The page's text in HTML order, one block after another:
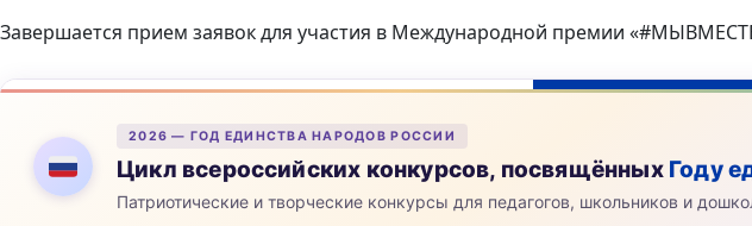
Завершается прием заявок для участия в Международной премии
2026 — ГОД ЕДИНСТВА НАРОДОВ РОССИИ
Цикл всероссийских конкурсов, посвящённых Году
Патриотические и творческие конкурсы для педагогов, школьников и